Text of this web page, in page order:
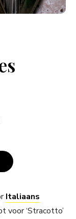
Italiaans
voor ‘Stracotto’